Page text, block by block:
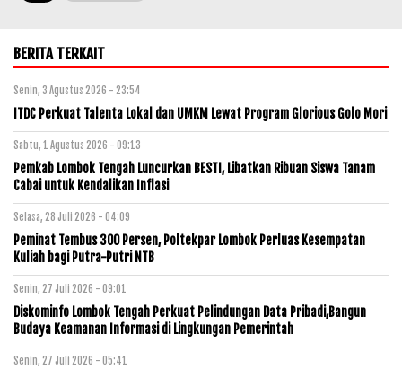
BERITA TERKAIT
Senin, 3 Agustus 2026 - 23:54
ITDC Perkuat Talenta Lokal dan UMKM Lewat Program Glorious Golo Mori
Sabtu, 1 Agustus 2026 - 09:13
Pemkab Lombok Tengah Luncurkan BESTI, Libatkan Ribuan Siswa Tanam
Cabai untuk Kendalikan Inflasi
Selasa, 28 Juli 2026 - 04:09
Peminat Tembus 300 Persen, Poltekpar Lombok Perluas Kesempatan
Kuliah bagi Putra-Putri NTB
Senin, 27 Juli 2026 - 09:01
Diskominfo Lombok Tengah Perkuat Pelindungan Data Pribadi,Bangun
Budaya Keamanan Informasi di Lingkungan Pemerintah
Senin, 27 Juli 2026 - 05:41